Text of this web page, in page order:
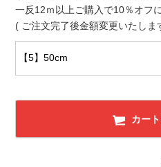
一反12ｍ以上ご購入で10％オフ
( ご注文完了後金額変更いたしま
カー